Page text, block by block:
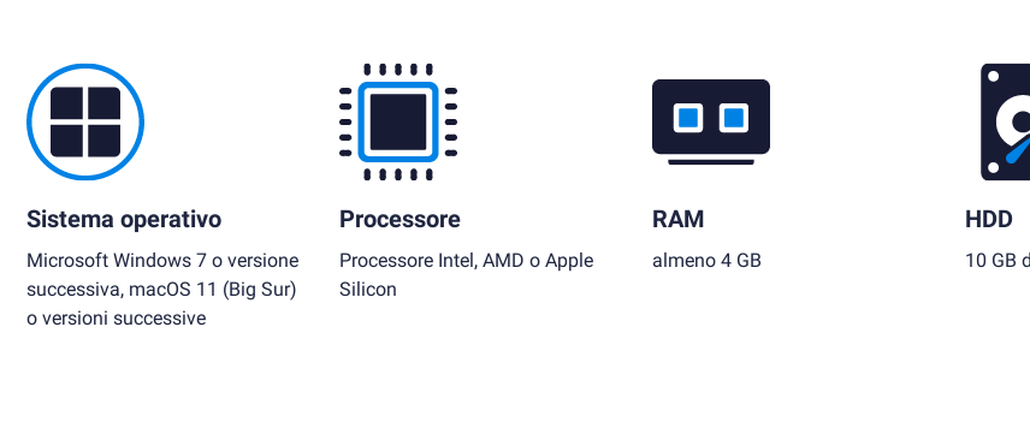
Sistema operativo
Microsoft Windows 7 o versione
successiva, macOS 11 (Big Sur)
o versioni successive
Processore
Processore Intel, AMD o Apple
Silicon
RAM
almeno 4 GB
HDD
10 GB